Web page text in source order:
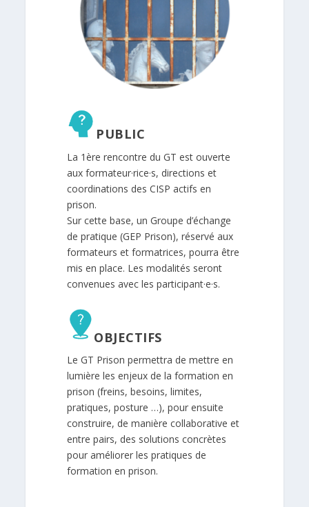
PUBLIC
La 1ère rencontre du GT est ouverte
aux formateur·rice·s, directions et
coordinations des CISP actifs en
prison.
Sur cette base, un Groupe d’échange
de pratique (GEP Prison), réservé aux
formateurs et formatrices, pourra être
mis en place. Les modalités seront
convenues avec les participant·e·s.
OBJECTIFS
Le GT Prison permettra de mettre en
lumière les enjeux de la formation en
prison (freins, besoins, limites,
pratiques, posture …), pour ensuite
construire, de manière collaborative et
entre pairs, des solutions concrètes
pour améliorer les pratiques de
formation en prison.